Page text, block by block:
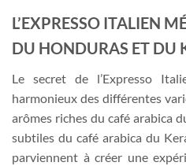
L’EXPRESSO ITALIEN
DU HONDURAS ET DU
Le secret de l’Expresso
harmonieux des différentes
arômes riches du café arabica
subtiles du café arabica du
parviennent à créer une